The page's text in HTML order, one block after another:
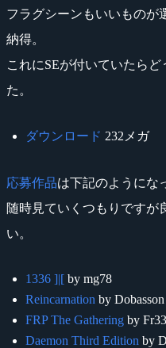
フラグシーンもいいものが
納得。
これにSEが付いていたら
た。
ダウンロード 232メガ
応募作品は下記のようにな
随時見ていくつもりですが
い。
1336 ]|[ by mg78
Reincarnation by Dobasson
FRP The Gathering by
Daemon Third Edition by